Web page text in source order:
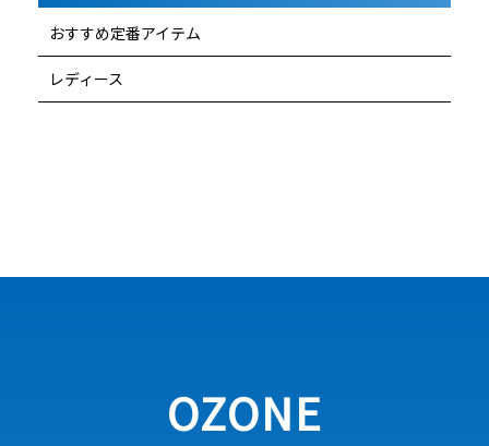
おすすめ定番アイテム
レディース
OZONE